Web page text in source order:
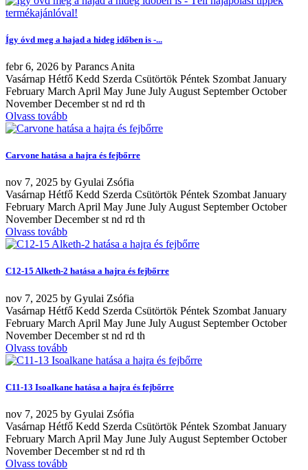
Így óvd meg a hajad a hideg időben is -...
febr6, 2026 by Parancs Anita
Vasárnap Hétfő Kedd Szerda Csütörtök Péntek Szombat January
February March April May June July August September October
November December st nd rd th
Olvass tovább
Carvone hatása a hajra és fejbőrre
nov 7, 2025 by Gyulai Zsófia
Vasárnap Hétfő Kedd Szerda Csütörtök Péntek Szombat January
February March April May June July August September October
November December st nd rd th
Olvass tovább
C12-15 Alketh-2 hatása a hajra és fejbőrre
nov 7, 2025 by Gyulai Zsófia
Vasárnap Hétfő Kedd Szerda Csütörtök Péntek Szombat January
February March April May June July August September October
November December st nd rd th
Olvass tovább
C11-13 Isoalkane hatása a hajra és fejbőrre
nov 7, 2025 by Gyulai Zsófia
Vasárnap Hétfő Kedd Szerda Csütörtök Péntek Szombat January
February March April May June July August September October
November December st nd rd th
Olvass tovább